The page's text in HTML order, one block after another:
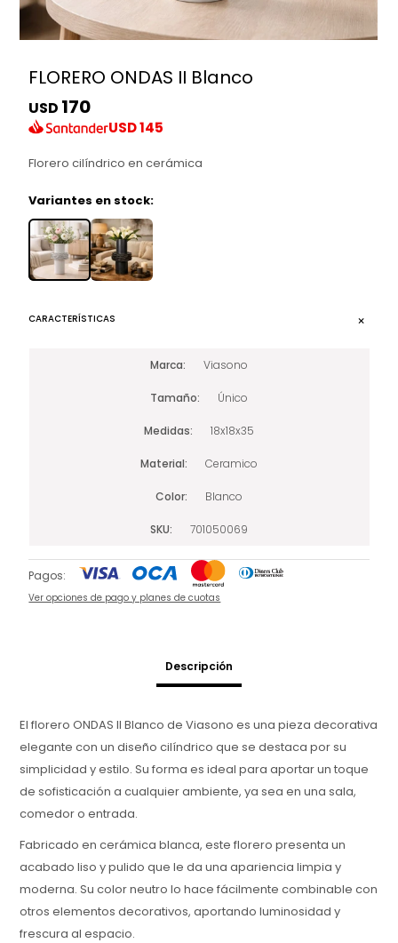
FLORERO ONDAS II Blanco
USD 170
USD145
Florero cilíndrico en cerámica
Variantes en stock:
CARACTERÍSTICAS
Marca Viasono
Tamaño Único
Medidas 18x18x35
Material Ceramico
Color Blanco
SKU 701050069
Pagos:
Ver opciones de pago y planes de cuotas
Descripción
El florero ONDAS II Blanco de Viasono es una pieza decorativa
elegante con un diseño cilíndrico que se destaca por su
simplicidad y estilo. Su forma es ideal para aportar un toque
de sofisticación a cualquier ambiente, ya sea en una sala,
comedor o entrada.
Fabricado en cerámica blanca, este florero presenta un
acabado liso y pulido que le da una apariencia limpia y
moderna. Su color neutro lo hace fácilmente combinable con
otros elementos decorativos, aportando luminosidad y
frescura al espacio.